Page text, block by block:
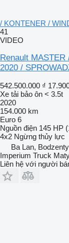
/ KONTENER /
41
VIDEO
Renault
2020 /
542.500.000 ₫
Xe tải bảo ôn < 3.5t
2020
154.000 km
Euro 6
Nguồn điện 145 HP
4x2 Ngừng thủy lực
Ba Lan,
Imperium Truck
Liên hệ với người